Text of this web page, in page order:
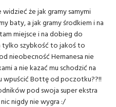
że jak gramy samymi
baty, a jak gramy środkiem i na
miejsce i na dobieg do
tylko szybkość to jakoś to
nieobecność Hernanesa nie
a nie kazać mu schodzić na
wpuścić Bottę od poczotku??!!
pod swoja super ekstra
nigdy nie wygra :/